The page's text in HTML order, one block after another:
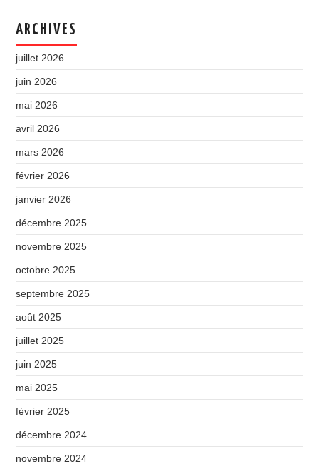
ARCHIVES
juillet 2026
juin 2026
mai 2026
avril 2026
mars 2026
février 2026
janvier 2026
décembre 2025
novembre 2025
octobre 2025
septembre 2025
août 2025
juillet 2025
juin 2025
mai 2025
février 2025
décembre 2024
novembre 2024